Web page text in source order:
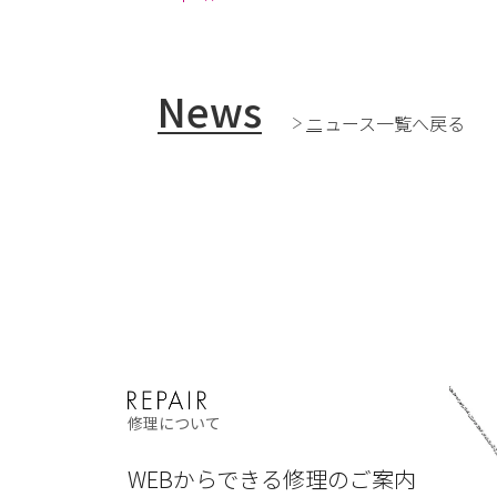
News ニュース一覧へ戻る
修理について
WEBからできる修理のご案内